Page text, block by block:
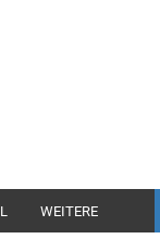
WEITERE